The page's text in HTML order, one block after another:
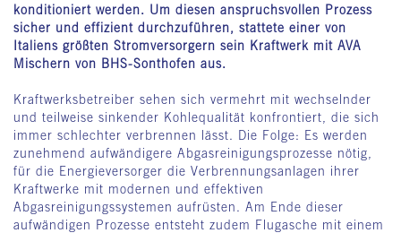
konditioniert werden. Um diesen anspruchsvollen Prozess
sicher und effizient durchzuführen, stattete einer von
Italiens größten Stromversorgern sein Kraftwerk mit AVA
Mischern von BHS-Sonthofen aus.
Kraftwerksbetreiber sehen sich vermehrt mit wechselnder
und teilweise sinkender Kohlequalität konfrontiert, die sich
immer schlechter verbrennen lässt. Die Folge: Es werden
zunehmend aufwändigere Abgasreinigungsprozesse nötig,
für die Energieversorger die Verbrennungsanlagen ihrer
Kraftwerke mit modernen und effektiven
Abgasreinigungssystemen aufrüsten. Am Ende dieser
aufwändigen Prozesse entsteht zudem Flugasche mit einem